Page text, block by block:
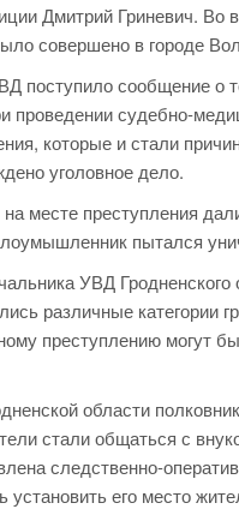
Дмитрий Гриневич.
совершено в городе
поступило сообщение о
проведении судебно-
которые и стали
уголовное дело.
месте преступления
пытался
УВД
различные
преступлению могут
области
стали общаться с
следственно-
его место